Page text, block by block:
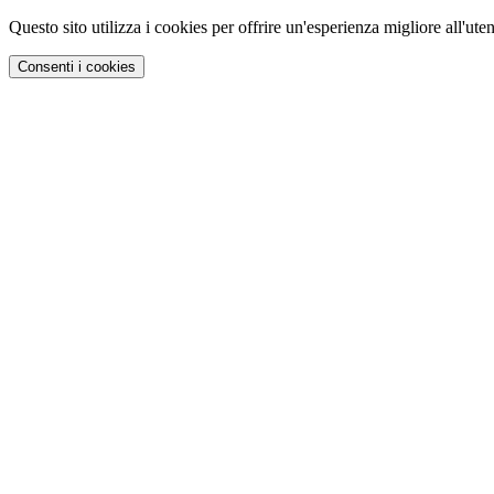
Questo sito utilizza i cookies per offrire un'esperienza migliore
Consenti i cookies